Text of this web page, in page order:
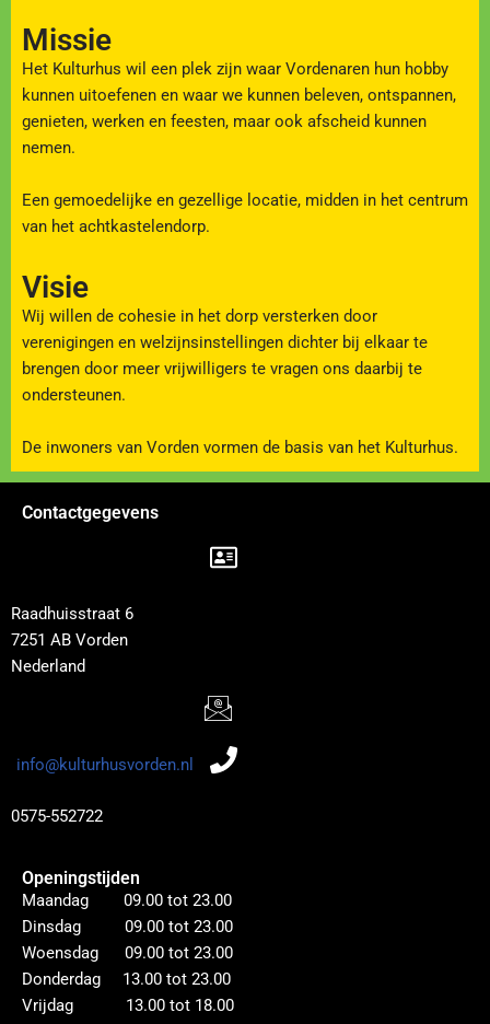
Missie
Het Kulturhus wil een plek zijn waar Vordenaren hun hobby
kunnen uitoefenen en waar we kunnen beleven, ontspannen,
genieten, werken en feesten, maar ook afscheid kunnen
nemen.
Een gemoedelijke en gezellige locatie, midden in het centrum
van het achtkastelendorp.
Visie
Wij willen de cohesie in het dorp versterken door
verenigingen en welzijnsinstellingen dichter bij elkaar te
brengen door meer vrijwilligers te vragen ons daarbij te
ondersteunen.
De inwoners van Vorden vormen de basis van het Kulturhus.
Contactgegevens
Raadhuisstraat 6
7251 AB Vorden
Nederland
info@kulturhusvorden.nl
0575-552722
Openingstijden
Maandag 09.00 tot 23.00
Dinsdag 09.00 tot 23.00
Woensdag 09.00 tot 23.00
Donderdag 13.00 tot 23.00
Vrijdag 13.00 tot 18.00